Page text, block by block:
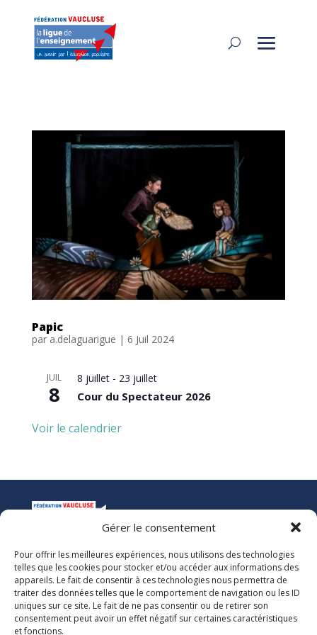
Gérer le consentement
Pour offrir les meilleures expériences, nous utilisons des technologies
telles que les cookies pour stocker et/ou accéder aux informations des
appareils. Le fait de consentir à ces technologies nous permettra de
traiter des données telles que le comportement de navigation ou les ID
uniques sur ce site. Le fait de ne pas consentir ou de retirer son
consentement peut avoir un effet négatif sur certaines caractéristiques
et fonctions.
Papic
par a.delaguarigue | 6 Juil 2024
JUIL
8
8 juillet- 23 juillet
Cour du Spectateur 2026
Voir le calendrier
La Ligue de l’Enseignement
Fédération des Œuvres Laïques de Vaucluse
Nous vous accueillons dans nos locaux du lundi au jeudi de 08h00 à 12h30
et de 13h30 à 17h00. Le standard téléphonique est ouvert le vendredi de